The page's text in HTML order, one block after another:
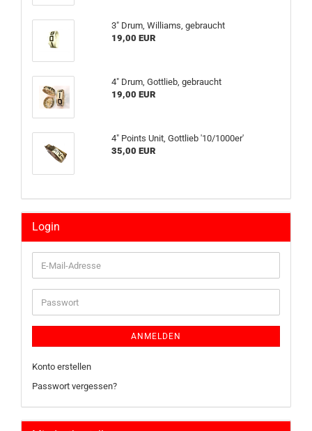
3" Drum, Williams, gebraucht
19,00 EUR
4" Drum, Gottlieb, gebraucht
19,00 EUR
4" Points Unit, Gottlieb '10/1000er'
35,00 EUR
Login
E-
Mail-
Adresse
Passwort
ANMELDEN
Konto erstellen
Passwort vergessen?